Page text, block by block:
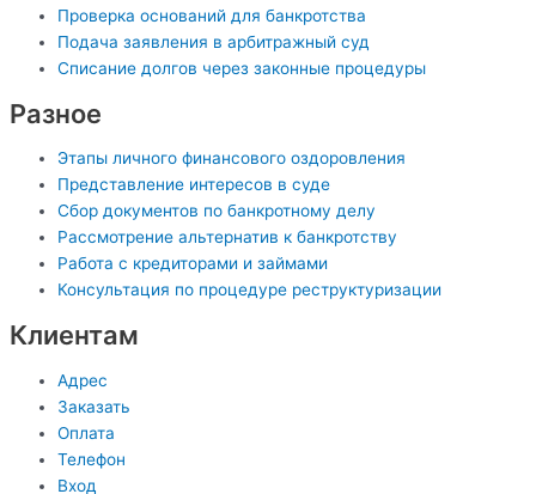
Проверка оснований для банкротства
Подача заявления в арбитражный суд
Списание долгов через законные процедуры
Разное
Этапы личного финансового оздоровления
Представление интересов в суде
Сбор документов по банкротному делу
Рассмотрение альтернатив к банкротству
Работа с кредиторами и займами
Консультация по процедуре реструктуризации
Клиентам
Адрес
Заказать
Оплата
Телефон
Вход